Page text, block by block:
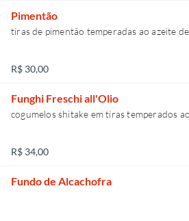
Pimentão
tiras de pimentão temperadas ao azeite
R$ 30,00
Funghi Freschi all'Olio
cogumelos shitake em tiras temperados
R$ 34,00
Fundo de Alcachofra